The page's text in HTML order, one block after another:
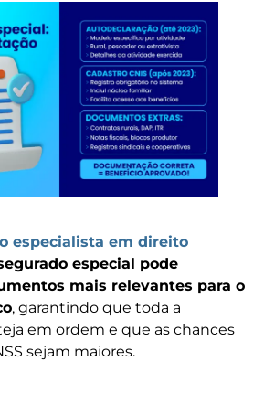
especialista em direito
especial pode
mais relevantes para o
, garantindo que toda a
em ordem e que as chances
sejam maiores.